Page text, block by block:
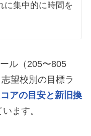
に集中的に時間を
ル（205〜805
望校別の目標ラ
アの目安と新旧換
ます。